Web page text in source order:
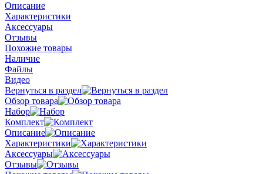
Описание
Характеристики
Аксессуары
Отзывы
Похожие товары
Наличие
Файлы
Видео
Вернуться в раздел
Обзор товара
Набор
Комплект
Описание
Характеристики
Аксессуары
Отзывы